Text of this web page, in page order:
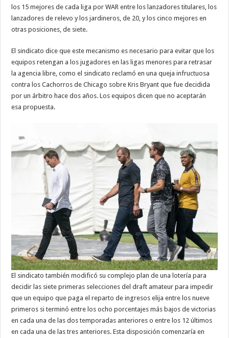
los 15 mejores de cada liga por WAR entre los lanzadores titulares, los
lanzadores de relevo y los jardineros, de 20, y los cinco mejores en
otras posiciones, de siete.
El sindicato dice que este mecanismo es necesario para evitar que los
equipos retengan a los jugadores en las ligas menores para retrasar
la agencia libre, como el sindicato reclamó en una queja infructuosa
contra los Cachorros de Chicago sobre Kris Bryant que fue decidida
por un árbitro hace dos años. Los equipos dicen que no aceptarán
esa propuesta.
El sindicato también modificó su complejo plan de una lotería para
decidir las siete primeras selecciones del draft amateur para impedir
que un equipo que paga el reparto de ingresos elija entre los nueve
primeros si terminó entre los ocho porcentajes más bajos de victorias
en cada una de las dos temporadas anteriores o entre los 12 últimos
en cada una de las tres anteriores. Esta disposición comenzaría en